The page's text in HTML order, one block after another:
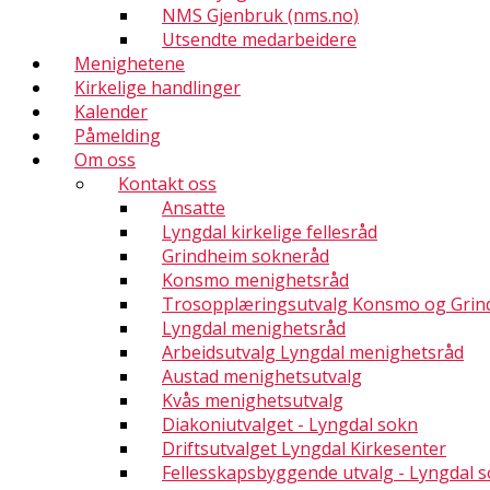
NMS Gjenbruk (nms.no)
Utsendte medarbeidere
Menighetene
Kirkelige handlinger
Kalender
Påmelding
Om oss
Kontakt oss
Ansatte
Lyngdal kirkelige fellesråd
Grindheim sokneråd
Konsmo menighetsråd
Trosopplæringsutvalg Konsmo og
Lyngdal menighetsråd
Arbeidsutvalg Lyngdal menighetsråd
Austad menighetsutvalg
Kvås menighetsutvalg
Diakoniutvalget - Lyngdal sokn
Driftsutvalget Lyngdal Kirkesenter
Fellesskapsbyggende utvalg - Lyngdal